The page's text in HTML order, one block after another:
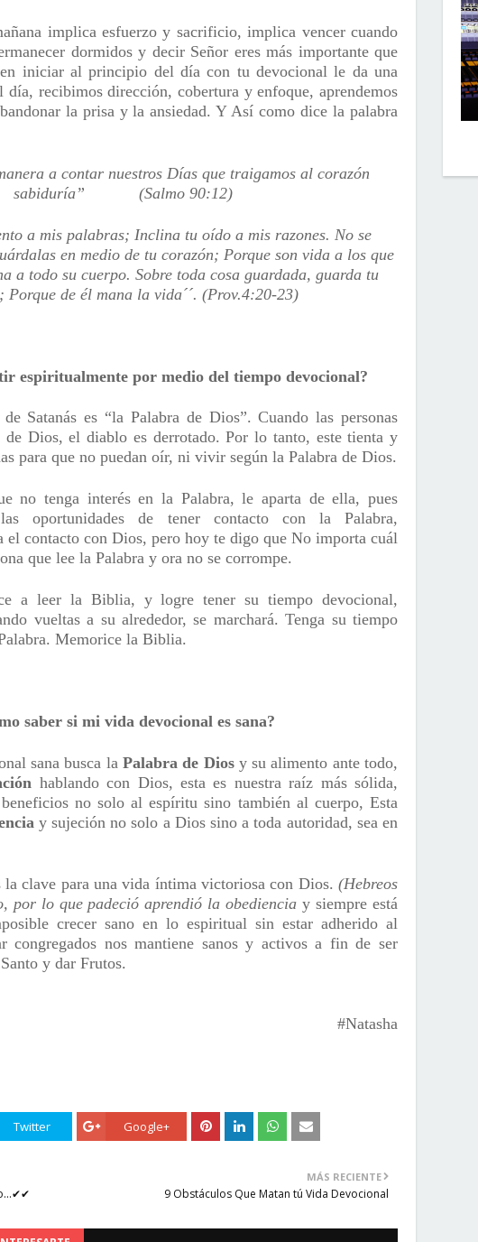
implica esfuerzo y sacrificio, implica vencer cuando
dormidos y decir Señor eres más importante que
iniciar al principio del día con tu devocional le da una
día, recibimos dirección, cobertura y enfoque, aprendemos
la prisa y la ansiedad. Y Así como dice la palabra
a contar nuestros Días que traigamos al corazón
sabiduría” (Salmo 90:12)
a mis palabras; Inclina tu oído a mis razones. No se
en medio de tu corazón; Porque son vida a los que
a todo su cuerpo. Sobre toda cosa guardada, guarda tu
Porque de él mana la vida´´. (Prov.4:20-23)
espiritualmente por medio del tiempo devocional?
Satanás es “la Palabra de Dios”. Cuando las personas
de Dios, el diablo es derrotado. Por lo tanto, este tienta y
para que no puedan oír, ni vivir según la Palabra de Dios.
no tenga interés en la Palabra, le aparta de ella, pues
oportunidades de tener contacto con la Palabra,
el contacto con Dios, pero hoy te digo que No importa cuál
que lee la Palabra y ora no se corrompe.
a leer la Biblia, y logre tener su tiempo devocional,
vueltas a su alrededor, se marchará. Tenga su tiempo
Memorice la Biblia.
saber si mi vida devocional es sana?
sana busca la Palabra de Diosy su alimento ante todo,
hablando con Dios, esta es nuestra raíz más sólida,
no solo al espíritu sino también al cuerpo, Esta
y sujeción no solo a Dios sino a toda autoridad, sea en
la clave para una vida íntima victoriosa con Dios. (Hebreos
por lo que padeció aprendió la obedienciay siempre está
crecer sano en lo espiritual sin estar adherido al
congregados nos mantiene sanos y activos a fin de ser
y dar Frutos.
#Natasha
Twitter Google+
MÁS RECIENTE
9 Obstáculos Que Matan tú Vida Devocional